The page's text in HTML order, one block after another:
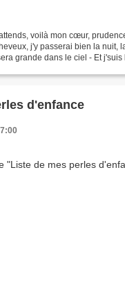
voilà mon cœur,
j'y passerai bien la nuit,
grande dans le ciel - Et j'suis
d'enfance